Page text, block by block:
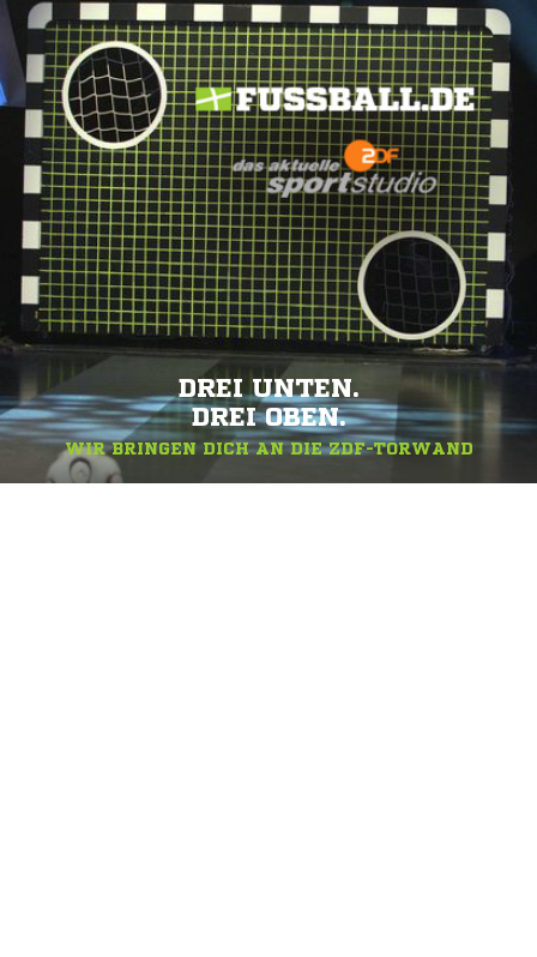
DREI UNTEN.
DREI OBEN.
WIR BRINGEN DICH AN DIE ZDF-TORWAND